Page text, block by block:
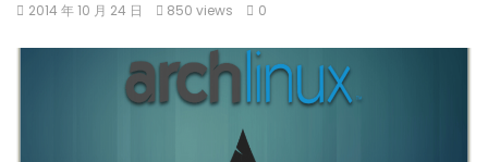
2014 年 10 月 24 日 850 views 0